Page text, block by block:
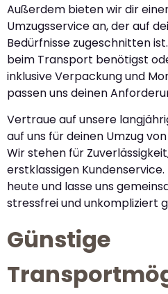
Außerdem bieten wir dir
Umzugsservice an, der auf
Bedürfnisse zugeschnitten
beim Transport benötigst
inklusive Verpackung und
passen uns deinen
Vertraue auf unsere
auf uns für deinen Umzug
Wir stehen für
erstklassigen
heute und lasse uns
stressfrei und unkompliziert
Günstige